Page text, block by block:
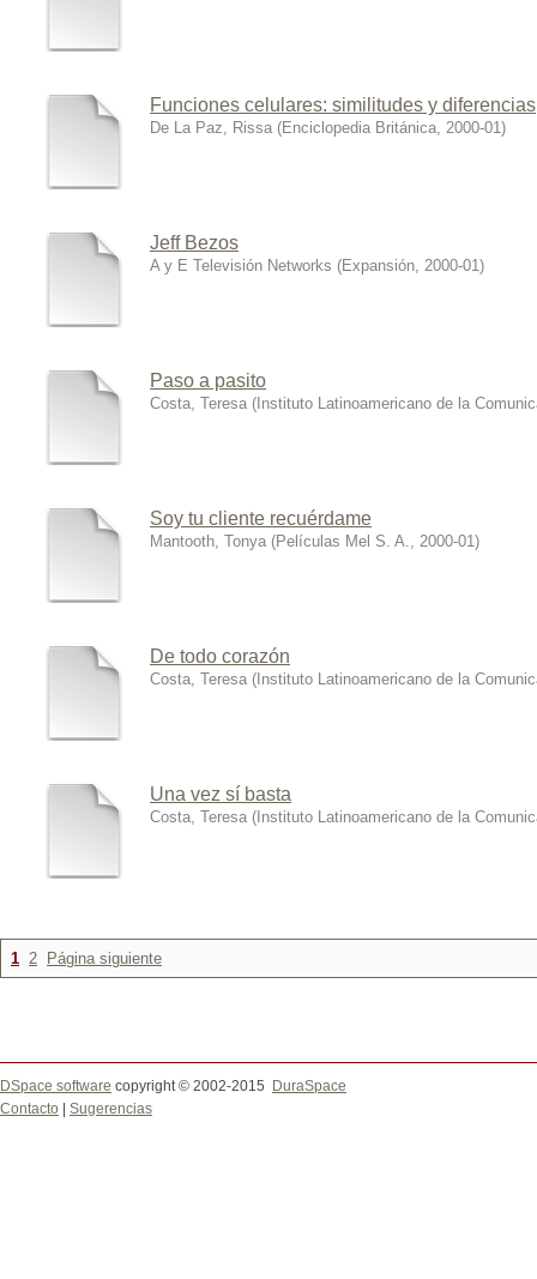
Funciones celulares: similitudes y diferencias
De La Paz, Rissa (Enciclopedia Británica, 2000-01)
Jeff Bezos
A y E Televisión Networks (Expansión, 2000-01)
Paso a pasito
Costa, Teresa ( Instituto Latinoamericano de la
Soy tu cliente recuérdame
Mantooth, Tonya (Películas Mel S. A., 2000-01)
De todo corazón
Costa, Teresa ( Instituto Latinoamericano de la
Una vez sí basta
Costa, Teresa ( Instituto Latinoamericano de la
1 2 Página siguiente
DSpace software copyright © 2002-2015
DuraSpace
Contacto
Sugerencias